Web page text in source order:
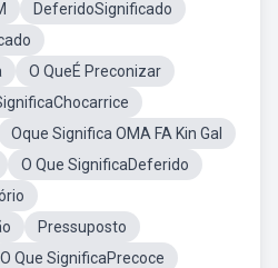
DeferidoSignificado
O QueÉ Preconizar
Oque Significa OMA FA Kin Gal
O Que SignificaDeferido
Pressuposto
O Que SignificaPrecoce